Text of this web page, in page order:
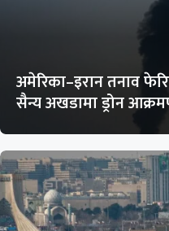
अमेरिका–इरान तनाव
सैन्य अखडामा ड्रोन